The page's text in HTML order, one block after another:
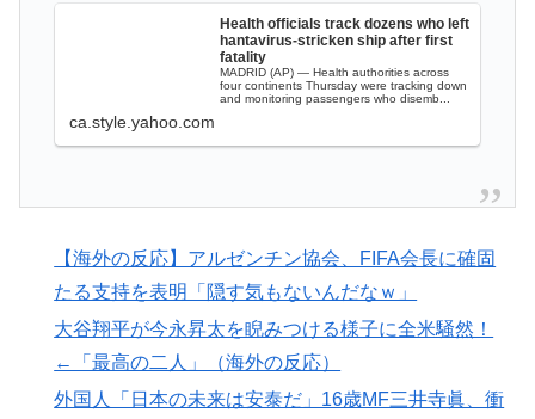
▶
韓国人「東京とソウルの宿泊費や交通費を徹底比較した
結果判明した驚きの物価事情がこちらです」→「こんな
に物価差があるの？‥」
海外「日本なんて行くんじゃなかった…」 日本を知っ
てしまったディズニー信者、帰国後『本家』に失望する
▶ 韓国人「残酷だった日帝強占期前後の写真を見てみよ
▶
国際的な小咄 読者投稿 中小企業診断士受験者向けのIT
パスポート試験対策
韓国人「熊本地震で見る日本の土木技術の完全勝利をご
覧ください」→「これはすごいわ」「こういうのを見る
と日本人は何か適当に作る感じがしない・・・」「あれ
Health officials track dozens who left
hantavirus-stricken ship after first
fatality
MADRID (AP) — Health authorities across
four continents Thursday were tracking down
and monitoring passengers who disemb...
ca.style.yahoo.com
【海外の反応】アルゼンチン協会、FIFA会長に確固
たる支持を表明「隠す気もないんだなｗ」
大谷翔平が今永昇太を睨みつける様子に全米騒然！
←「最高の二人」（海外の反応）
外国人「日本の未来は安泰だ」16歳MF三井寺眞、衝